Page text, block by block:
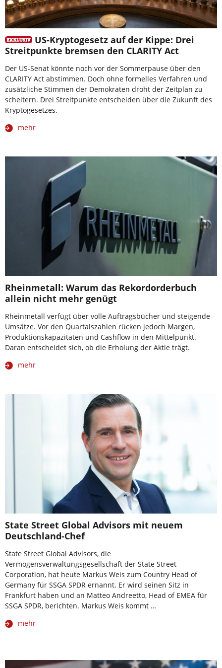
US-Kryptogesetz auf der Kippe: Drei
Streitpunkte bremsen den CLARITY Act
Der US-Senat könnte noch vor der Sommerpause über den
CLARITY Act abstimmen. Doch ohne formelles Verfahren und
zusätzliche Stimmen der Demokraten droht der Zeitplan zu
scheitern. Drei Streitpunkte entscheiden über die Zukunft des
Kryptogesetzes.
mehr
Rheinmetall: Warum das Rekordorderbuch
allein nicht mehr genügt
Rheinmetall verfügt über volle Auftragsbücher und steigende
Umsätze. Vor den Quartalszahlen rücken jedoch Margen,
Produktionskapazitäten und Cashflow in den Mittelpunkt.
Daran entscheidet sich, ob die Erholung der Aktie trägt.
mehr
State Street Global Advisors mit neuem
Deutschland-Chef
State Street Global Advisors, die
Vermögensverwaltungsgesellschaft der State Street
Corporation, hat heute Markus Weis zum Country Head of
Germany für SSGA SPDR ernannt. Er wird seinen Sitz in
Frankfurt haben und an Matteo Andreetto, Head of EMEA für
SSGA SPDR, berichten. Markus Weis kommt …
mehr